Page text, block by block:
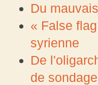
Du
« False
syrienne
De
de